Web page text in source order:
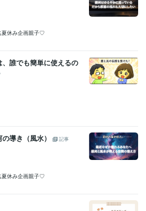
お悩み・人生相談:29年
トカード【２０２２．8月】:3年
２３．５月開始】:2年
グ 愚痴やお悩み、お話し相手 メンタル、鬱
不登校・子育てのお悩み相談
ルカード占い
い 悩み占い ヒーリング
アチューンメント
インナーチャイルド
休み企画親子♡
誰でも簡単に使えるの
導き（風水）
記事
休み企画親子♡